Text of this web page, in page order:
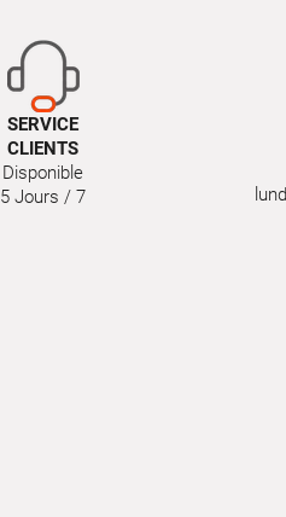
SERVICE
CLIENTS
Disponible
5 Jours / 7